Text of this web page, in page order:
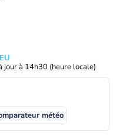
jour à 14h30 (heure locale)
météo